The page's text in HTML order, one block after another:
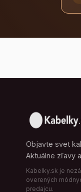
Objavte svet
Aktuálne zľavy
Kabelky.sk je
overených
predajcu.